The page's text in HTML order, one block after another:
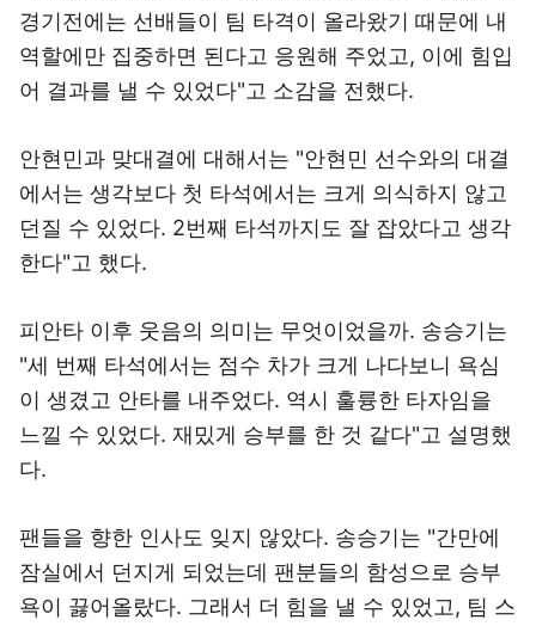
경기전에는 선배들이 팀 타격이 올라왔기 때문에 내
역할에만 집중하면 된다고 응원해 주었고, 이에 힘입
어 결과를 낼 수 있었다"고 소감을 전했다.
안현민과 맞대결에 대해서는 "안현민 선수와의 대결
에서는 생각보다 첫 타석에서는 크게 의식하지 않고
던질 수 있었다. 2번째 타석까지도 잘 잡았다고 생각
한다"고 했다.
피안타 이후 웃음의 의미는 무엇이었을까. 송승기는
"세 번째 타석에서는 점수 차가 크게 나다보니 욕심
이 생겼고 안타를 내주었다. 역시 훌륭한 타자임을
느낄 수 있었다. 재밌게 승부를 한 것 같다"고 설명했
다.
팬들을 향한 인사도 잊지 않았다. 송승기는 "간만에
잠실에서 던지게 되었는데 팬분들의 함성으로 승부
욕이 끓어올랐다. 그래서 더 힘을 낼 수 있었고, 팀 스